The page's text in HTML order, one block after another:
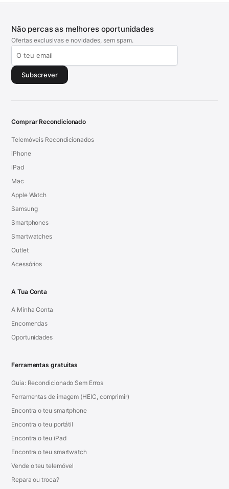
Não percas as melhores oportunidades
Ofertas exclusivas e novidades, sem spam.
Subscrever
Comprar Recondicionado
Telemóveis Recondicionados
iPhone
iPad
Mac
Apple Watch
Samsung
Smartphones
Smartwatches
Outlet
Acessórios
A Tua Conta
A Minha Conta
Encomendas
Oportunidades
Ferramentas gratuitas
Guia: Recondicionado Sem Erros
Ferramentas de imagem (HEIC, comprimir)
Encontra o teu smartphone
Encontra o teu portátil
Encontra o teu iPad
Encontra o teu smartwatch
Vende o teu telemóvel
Repara ou troca?